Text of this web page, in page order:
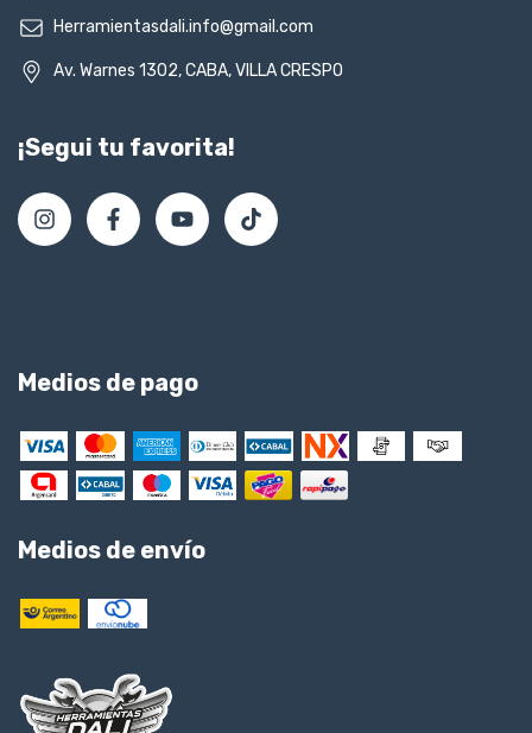
Herramientasdali.info@gmail.com
Av. Warnes 1302, CABA, VILLA CRESPO
¡Segui tu favorita!
Medios de pago
Medios de envío